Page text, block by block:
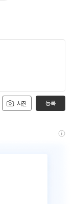
사진 등록